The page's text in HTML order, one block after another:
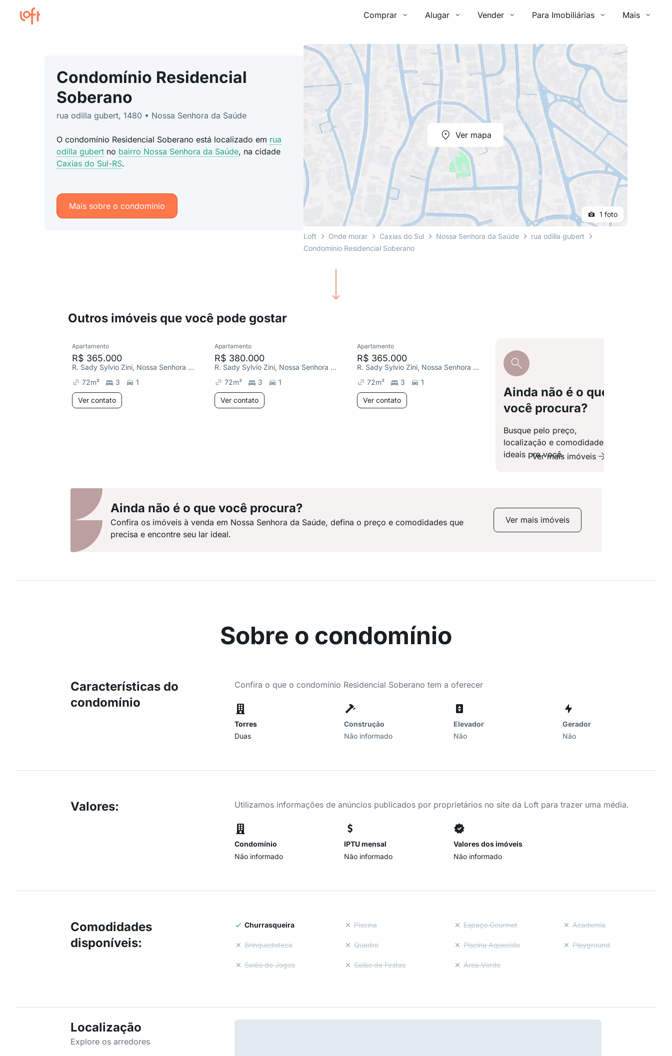
Comprar Alugar Vender Para Imobiliárias Mais
Condomínio Residencial
Soberano
rua odilla gubert, 1480 • Nossa Senhora da Saúde
O condomínio Residencial Soberano está localizado em rua
odilla gubertno bairro Nossa Senhora da Saúde, na cidade
Caxias do Sul-RS.
Mais sobre o condomínio
Ver mapa
1 foto
Loft Onde morar Caxias do Sul Nossa Senhora da Saúde
rua odilla gubert
Condomínio Residencial Soberano
Outros imóveis que você pode gostar
Apartamento
R$ 365.000
R. Sady Sylvio Zini, Nossa Senhora da Saúde
72m² 3 1
Ver contato
Apartamento
R$ 380.000
R. Sady Sylvio Zini, Nossa Senhora da Saúde
72m² 3 1
Ver contato
Apartamento
R$ 365.000
R. Sady Sylvio Zini, Nossa Senhora da Saúde
72m² 3 1
Ver contato
Ainda não é o que
você procura?
Busque pelo preço,
localização e comodidades
ideais pra você.
Ver mais imóveis
Ainda não é o que você procura?
Confira os imóveis à venda em Nossa Senhora da Saúde, defina o preço e comodidades que
precisa e encontre seu lar ideal.
Ver mais imóveis
Sobre o condomínio
Características do
condomínio
Confira o que o condomínio Residencial Soberano tem a oferecer
Torres
Duas
Construção
Não informado
Elevador
Não
Gerador
Não
Valores: Utilizamos informações de anúncios publicados por proprietários no site da Loft para trazer uma média.
Condomínio
Não informado
IPTU mensal
Não informado
Valores dos imóveis
Não informado
Comodidades
disponíveis:
Churrasqueira Piscina Espaço Gourmet Academia
Brinquedoteca Quadra Piscina Aquecida Playground
Salão de Jogos Salão de Festas Área Verde
Localização
Explore os arredores